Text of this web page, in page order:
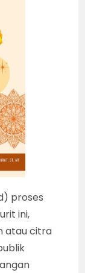
proses
ini,
atau citra